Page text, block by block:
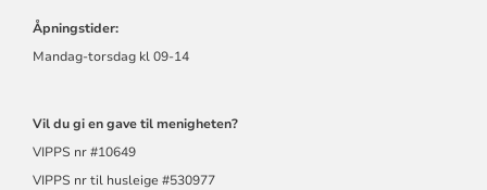
Åpningstider:
Mandag-torsdag kl 09-14
Vil du gi en gave til menigheten?
VIPPS nr #10649
VIPPS nr til husleige #530977